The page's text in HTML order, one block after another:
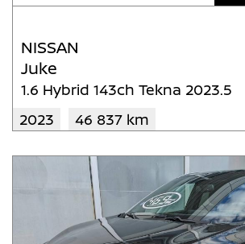
NISSAN
Juke
1.6 Hybrid 143ch Tekna 2023.5
2023
46 837 km